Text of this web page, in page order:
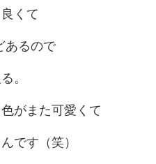
くて
あるので
。
がまた可愛くて
です（笑）